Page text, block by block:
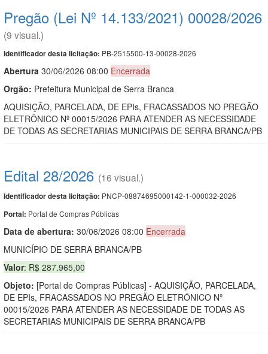
Pregão (Lei Nº 14.133/2021) 00028/2026
(9 visual.)
Identificador desta licitação: PB-2515500-13-00028-2026
Abertura 30/06/2026 08:00 Encerrada
Orgão: Prefeitura Municipal de Serra Branca
AQUISIÇÃO, PARCELADA, DE EPIs, FRACASSADOS NO PREGÃO
ELETRÔNICO Nº 00015/2026 PARA ATENDER AS NECESSIDADE
DE TODAS AS SECRETARIAS MUNICIPAIS DE SERRA BRANCA/PB
Edital 28/2026 (16 visual.)
Identificador desta licitação: PNCP-08874695000142-1-000032-2026
Portal: Portal de Compras Públicas
Data de abertura: 30/06/2026 08:00 Encerrada
MUNICÍPIO DE SERRA BRANCA/PB
Valor: R$ 287.965,00
Objeto: [Portal de Compras Públicas] - AQUISIÇÃO, PARCELADA,
DE EPIs, FRACASSADOS NO PREGÃO ELETRÔNICO Nº
00015/2026 PARA ATENDER AS NECESSIDADE DE TODAS AS
SECRETARIAS MUNICIPAIS DE SERRA BRANCA/PB